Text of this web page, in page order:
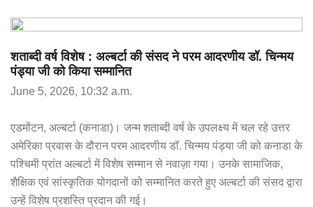
शताब्दी वर्ष विशेष : अल्बर्टा की संसद ने परम आदरणीय डॉ. चिन्मय
पंड्या जी को किया सम्मानित
June 5, 2026, 10:32 a.m.
एडमोंटन, अल्बर्टा (कनाडा)। जन्म शताब्दी वर्ष के उपलक्ष्य में चल रहे उत्तर
अमेरिका प्रवास के दौरान परम आदरणीय डॉ. चिन्मय पंड्या जी को कनाडा के
पश्चिमी प्रांत अल्बर्टा में विशेष सम्मान से नवाज़ा गया। उनके सामाजिक,
शैक्षिक एवं सांस्कृतिक योगदानों को सम्मानित करते हुए अल्बर्टा की संसद द्वारा
उन्हें विशेष प्रशस्ति प्रदान की गई।